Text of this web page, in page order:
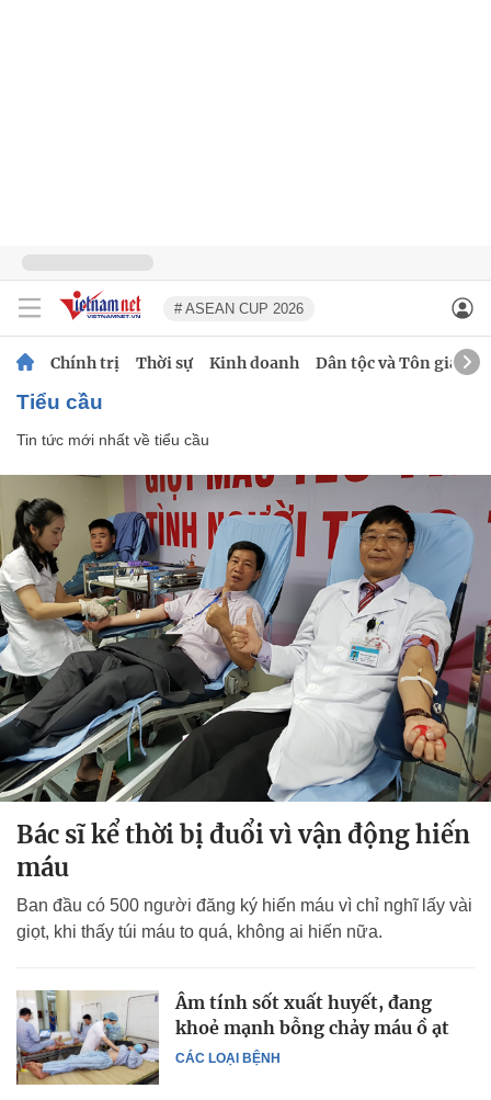
# ASEAN CUP 2026
Chính trị Thời sự Kinh doanh Dân tộc và Tôn giáo
tiểu cầu
Tin tức mới nhất về tiểu cầu
Bác sĩ kể thời bị đuổi vì vận động hiến
máu
Ban đầu có 500 người đăng ký hiến máu vì chỉ nghĩ lấy vài
giọt, khi thấy túi máu to quá, không ai hiến nữa.
CÁC LOẠI BỆNH
Âm tính sốt xuất huyết, đang
khoẻ mạnh bỗng chảy máu ồ ạt